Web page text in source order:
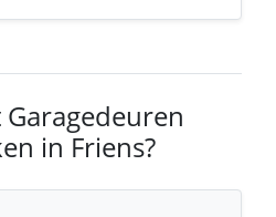
in Friens?